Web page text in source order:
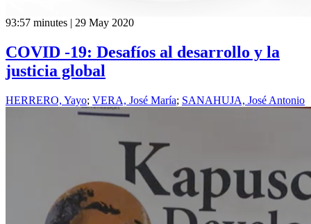
93:57 minutes | 29 May 2020
COVID -19: Desafíos al desarrollo y la
justicia global
HERRERO, Yayo; VERA, José María; SANAHUJA, José Antonio